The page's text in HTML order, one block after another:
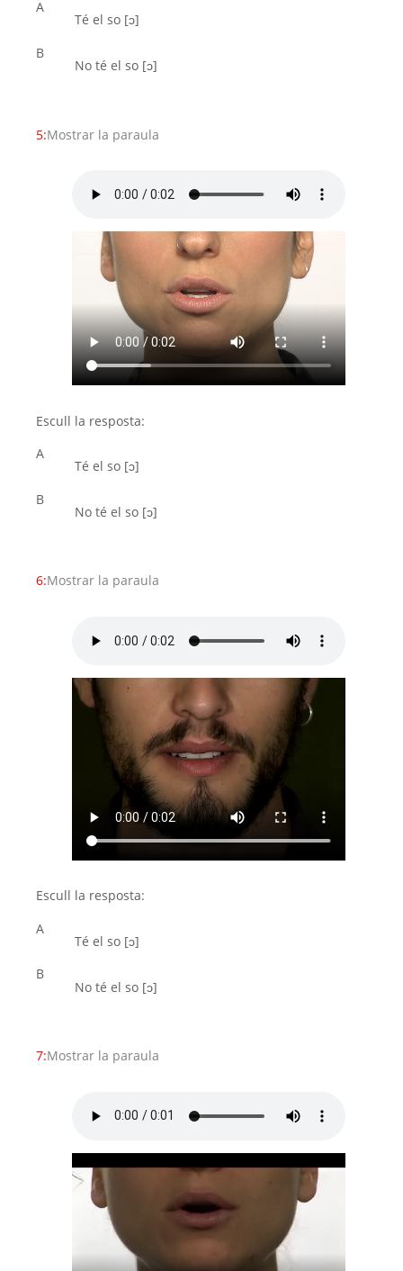
A
Té el so [ͻ]
B
No té el so [ͻ]
5:Mostrar la paraula
Escull la resposta:
A
Té el so [ͻ]
B
No té el so [ͻ]
6:Mostrar la paraula
Escull la resposta:
A
Té el so [ͻ]
B
No té el so [ͻ]
7:Mostrar la paraula